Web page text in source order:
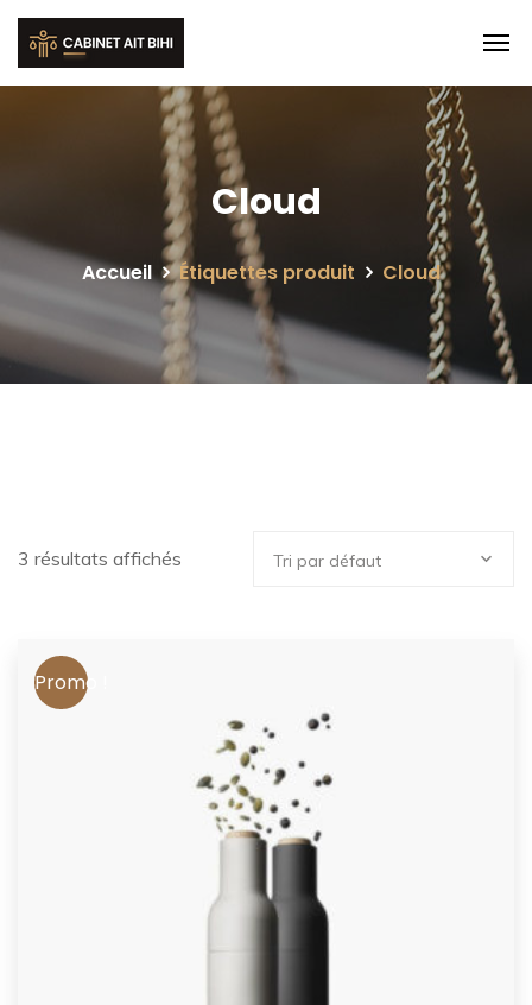
Cloud
Accueil Étiquettes produit Cloud
3 résultats affichés Tri par défaut
Promo !